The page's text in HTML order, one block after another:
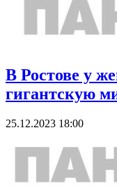
В Ростове у
гигантскую
25.12.2023 18:00